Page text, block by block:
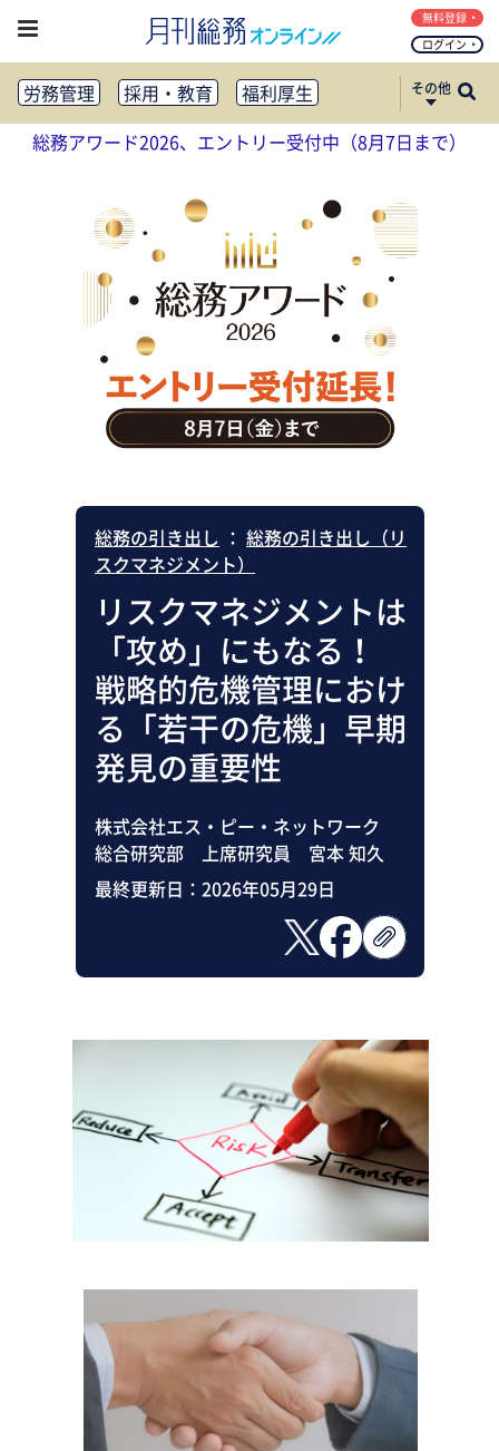
ログイン
無料登録
労務管理 採用・教育
福利厚生
健康経営
働き方改革
法務・コンプライアンス
リスクマネジメント・BCP
社外・社内広報
社外・社内コミュニケーション活性化
FM・オフィス移転
CSR・SDGs
テクノロジー活用・DX
助成金・補助金・コスト削減
アウトソーシング・BPO
調査・レポート
その他
総務アワード2026、エントリー受付中（8月7日まで）
総務の引き出し ： 総務の引き出し（リ
スクマネジメント）
リスクマネジメントは
「攻め」にもなる！
戦略的危機管理におけ
る「若干の危機」早期
発見の重要性
株式会社エス・ピー・ネットワーク
総合研究部 上席研究員 宮本 知久
最終更新日： 2026年05月29日